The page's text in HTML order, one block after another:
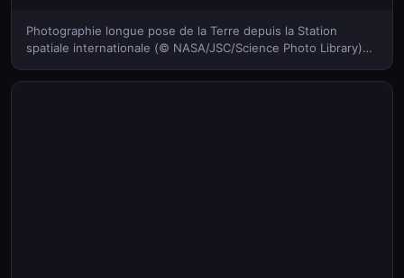
Photographie longue pose de la Terre depuis la Station
spatiale internationale (© NASA/JSC/Science Photo Library)